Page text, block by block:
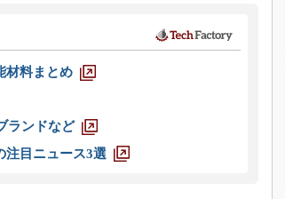
材料まとめ
ランドなど
注目ニュース3選